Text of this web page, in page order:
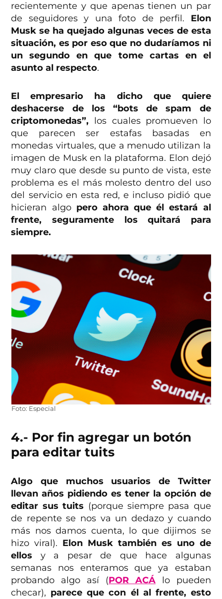
recientemente y que apenas tienen un par
de seguidores y una foto de perfil. Elon
Musk se ha quejado algunas veces de esta
situación, es por eso que no dudaríamos ni
un segundo en que tome cartas en el
asunto al respecto.
El empresario ha dicho que quiere
deshacerse de los “bots de spam de
criptomonedas”, los cuales promueven lo
que parecen ser estafas basadas en
monedas virtuales, que a menudo utilizan la
imagen de Musk en la plataforma. Elon dejó
muy claro que desde su punto de vista, este
problema es el más molesto dentro del uso
del servicio en esta red, e incluso pidió que
hicieran algo pero ahora que él estará al
frente, seguramente los quitará para
siempre.
Foto: Especial
4.- Por fin agregar un botón
para editar tuits
Algo que muchos usuarios de Twitter
llevan años pidiendo es tener la opción de
editar sus tuits (porque siempre pasa que
de repente se nos va un dedazo y cuando
más nos damos cuenta, lo que dijimos se
hizo viral). Elon Musk también es uno de
ellos y a pesar de que hace algunas
semanas nos enteramos que ya estaban
probando algo así (POR ACÁlo pueden
checar), parece que con él al frente, esto